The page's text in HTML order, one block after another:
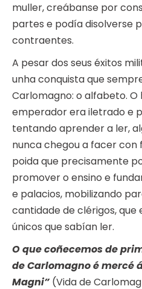
muller, creábanse por
partes e podía disolverse
contraentes.
A pesar dos seus éxitos
unha conquista que
Carlomagno: o alfabeto.
emperador era iletrado e
tentando aprender a ler,
nunca chegou a facer con
poida que precisamente
promover o ensino e
e palacios, mobilizando
cantidade de clérigos,
únicos que sabían ler.
O que coñecemos de
de Carlomagno é mercé
Magni”(Vida de